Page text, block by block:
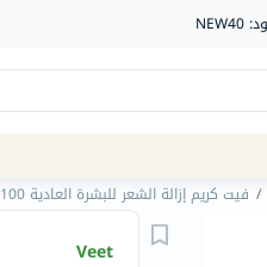
الصيدلية
/ فيت كريم إزالة الشعر للبشرة العادية 100 جرام
Veet